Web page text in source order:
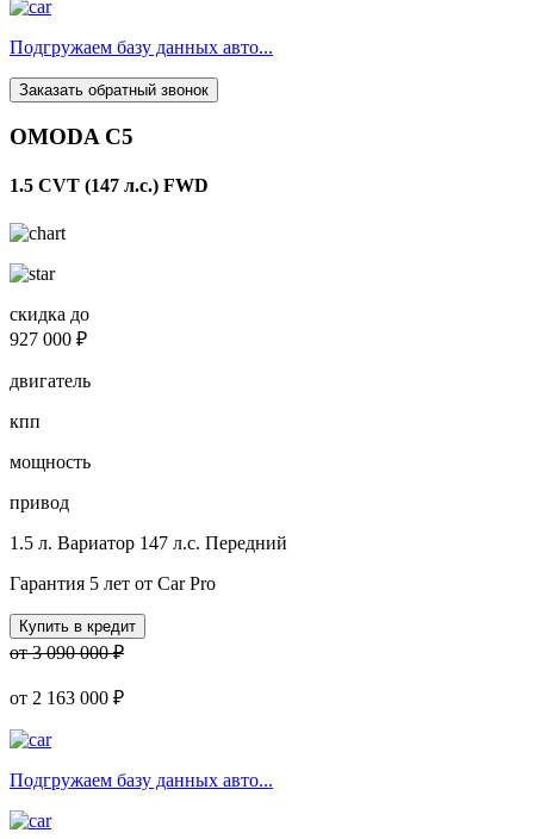
Подгружаем базу данных авто...
Заказать обратный звонок
OMODA C5
1.5 CVT (147 л.с.) FWD
скидка до
927 000 ₽
двигатель
кпп
мощность
привод
1.5 л. Вариатор 147 л.с. Передний
Гарантия 5 лет от Car Pro
Купить в кредит
от 3 090 000 ₽
от 2 163 000 ₽
Подгружаем базу данных авто...